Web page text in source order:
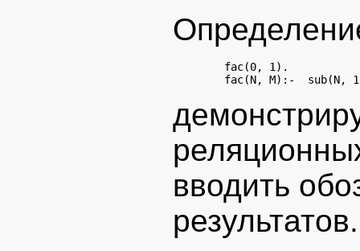
        fac(0, 1).
вводить
результатов.